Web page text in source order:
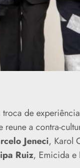
de
reune a contra-
Jeneci, Karol
Ruiz, Emicida e